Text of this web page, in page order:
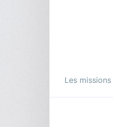
Les missions